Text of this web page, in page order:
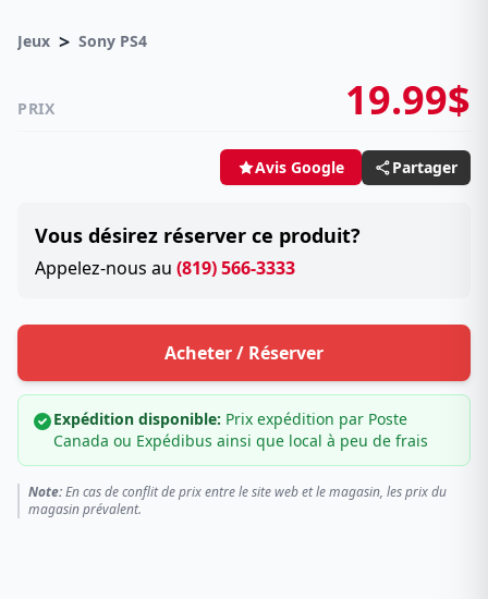
Jeux > Sony PS4
PRIX 19.99$
Avis Google Partager
Vous désirez réserver ce produit?
Appelez-nous au (819) 566-3333
Acheter / Réserver
Expédition disponible: Prix expédition par Poste
Canada ou Expédibus ainsi que local à peu de frais
Note:En cas de conflit de prix entre le site web et le magasin, les prix du
magasin prévalent.